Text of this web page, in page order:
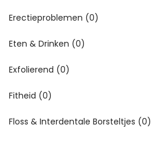
Erectieproblemen (0)
Eten & Drinken (0)
Exfolierend (0)
Fitheid (0)
Floss & Interdentale Borsteltjes (0)